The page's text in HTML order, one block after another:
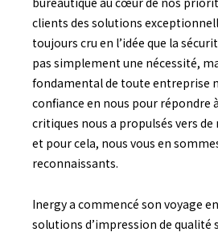
clients des solutions
toujours cru en l’idée que la
pas simplement une nécessité,
fondamental de toute entreprise
confiance en nous pour répondre
critiques nous a propulsés vers
et pour cela, nous vous en
reconnaissants.
Inergy a commencé son voyage
solutions d’impression de qualité